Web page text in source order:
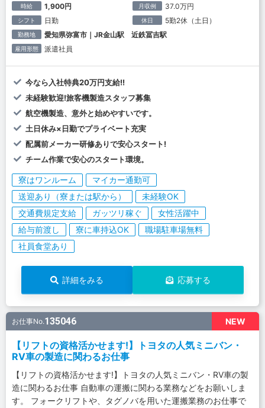
時給 1,900円 月収例 37.0万円
シフト 日勤 休日 5勤2休（土日）
勤務地 愛知県弥富市｜JR金山駅 近鉄冨吉駅
雇用形態 派遣社員
今なら入社特典20万円支給!!
未経験歓迎!旅客機製造スタッフ募集
航空機製造、意外と始めやすいです。
土日休み×日勤でプライベート充実
配属前メーカー研修ありで安心スタート!
チーム作業で安心のスタート環境。
寮はワンルーム
マイカー通勤可
送迎あり（寮または駅から）
未経験OK
交通費規定支給
ガッツリ稼ぐ
女性活躍中
給与前渡し
寮に車持込OK
職場駐車場無料
社員食堂あり
詳細をみる 応募する
NEW
お仕事No.135046
【リフトの資格活かせます!】トヨタの人気ミニバン・
RV車の製造に関わるお仕事
【リフトの資格活かせます!】トヨタの人気ミニバン・RV車の製
造に関わるお仕事 自動車の運搬に関わる業務などをお願いしま
す。 フォークリフトや、タグノバを用いた運搬業務のお仕事で